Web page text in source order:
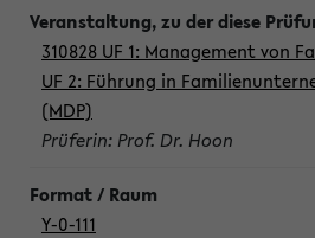
310828 UF 1: Management von
UF 2: Führung in
(MDP)
Prüferin: Prof. Dr. Hoon
Y-0-111